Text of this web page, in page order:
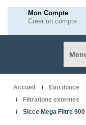
Mon Compte
Créer un compte
Accueil Eau douce
Filtrations externes
Sicce Mega Filtre